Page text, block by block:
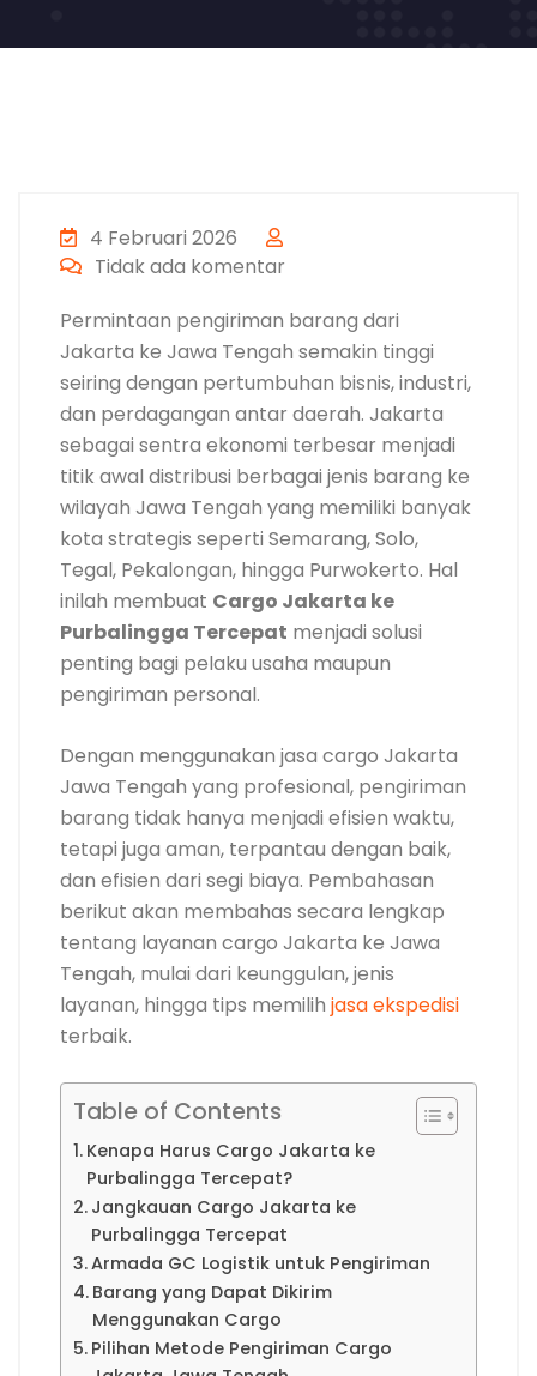
4 Februari 2026
Tidak ada komentar
Permintaan pengiriman barang dari
Jakarta ke Jawa Tengah semakin tinggi
seiring dengan pertumbuhan bisnis, industri,
dan perdagangan antar daerah. Jakarta
sebagai sentra ekonomi terbesar menjadi
titik awal distribusi berbagai jenis barang ke
wilayah Jawa Tengah yang memiliki banyak
kota strategis seperti Semarang, Solo,
Tegal, Pekalongan, hingga Purwokerto. Hal
inilah membuat Cargo Jakarta ke
Purbalingga Tercepat menjadi solusi
penting bagi pelaku usaha maupun
pengiriman personal.
Dengan menggunakan jasa cargo Jakarta
Jawa Tengah yang profesional, pengiriman
barang tidak hanya menjadi efisien waktu,
tetapi juga aman, terpantau dengan baik,
dan efisien dari segi biaya. Pembahasan
berikut akan membahas secara lengkap
tentang layanan cargo Jakarta ke Jawa
Tengah, mulai dari keunggulan, jenis
layanan, hingga tips memilih jasa ekspedisi
terbaik.
Table of Contents
Kenapa Harus Cargo Jakarta ke
Purbalingga Tercepat?
Jangkauan Cargo Jakarta ke
Purbalingga Tercepat
Armada GC Logistik untuk Pengiriman
Barang yang Dapat Dikirim
Menggunakan Cargo
Pilihan Metode Pengiriman Cargo